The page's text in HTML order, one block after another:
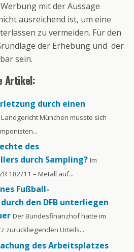
mit der Aussage
ausreichend ist, um eine
zu vermeiden. Für den
der Erhebung und der
sein.
Artikel:
durch einen
Landgericht München musste sich
des
durch Sampling? Im
182/11 – Metall auf...
Fußball-
den DFB unterliegen
Der Bundesfinanzhof hatte im
zurückliegenden Urteils...
des Arbeitsplatzes